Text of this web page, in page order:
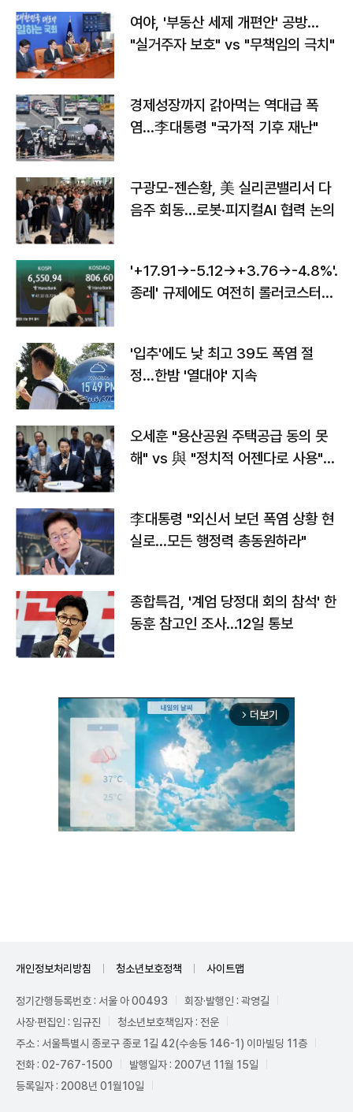
여야, '부동산 세제 개편안' 공방…
"실거주자 보호" vs "무책임의 극치"
경제성장까지 갉아먹는 역대급 폭
염…李대통령 "국가적 기후 재난"
구광모-젠슨황, 美 실리콘밸리서 다
음주 회동…로봇·피지컬AI 협력 논의
'+17.91→-5.12→+3.76→-4.8%'…'
종레' 규제에도 여전히 롤러코스터
'입추'에도 낮 최고 39도 폭염 절
정…한밤 '열대야' 지속
오세훈 "용산공원 주택공급 동의 못
해" vs 與 "정치적 어젠다로 사용"
李대통령 "외신서 보던 폭염 상황 현
실로…모든 행정력 총동원하라"
종합특검, '계엄 당정대 회의 참석' 한
동훈 참고인 조사...12일 통보
arrow_forward_ios 더보기
개인정보처리방침 청소년보호정책 사이트맵
정기간행등록번호 : 서울 아 00493
회장·발행인 : 곽영길
사장·편집인 : 임규진
청소년보호책임자 : 전운
주소 : 서울특별시 종로구 종로 1길 42(수송동 146-1) 이마빌딩 11층
전화 : 02-767-1500
발행일자 : 2007년 11월 15일
등록일자 : 2008년 01월10일